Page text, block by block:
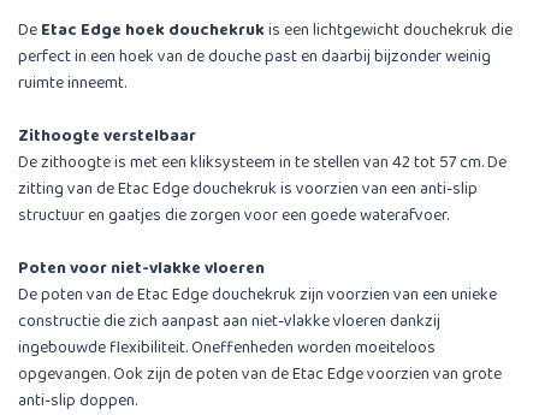
DeEtac Edge hoek douchekrukis een lichtgewicht douchekruk die
perfect in een hoek van de douche past en daarbij bijzonder weinig
ruimte inneemt.
Zithoogte verstelbaar
De zithoogte is met een kliksysteem in te stellen van 42 tot 57 cm. De
zitting van de Etac Edge douchekruk is voorzien van een anti-slip
structuur en gaatjes die zorgen voor een goede waterafvoer.
Poten voor niet-vlakke vloeren
De poten van de Etac Edge douchekruk zijn voorzien van een unieke
constructie die zich aanpast aan niet-vlakke vloeren dankzij
ingebouwde flexibiliteit. Oneffenheden worden moeiteloos
opgevangen. Ook zijn de poten van de Etac Edge voorzien van grote
anti-slip doppen.